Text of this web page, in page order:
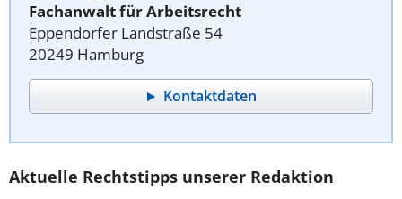
Fachanwalt für Arbeitsrecht
Eppendorfer Landstraße 54
20249 Hamburg
Kontaktdaten
Aktuelle Rechtstipps unserer Redaktion